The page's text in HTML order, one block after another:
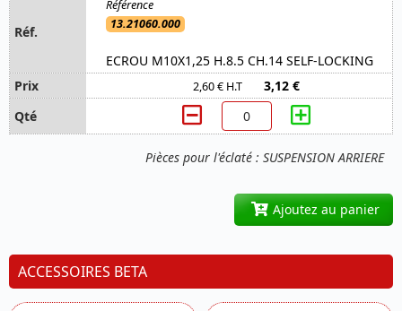
Pièces pour l'éclaté : SUSPENSION ARRIERE
13.21060.000
ECROU M10X1,25 H.8.5 CH.14 SELF-LOCKING
2,60 € H.T 3,12 €
Ajoutez au panier
ACCESSOIRES BETA